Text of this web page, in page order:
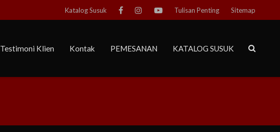
Katalog Susuk Tulisan Penting Sitemap
Testimoni Klien Kontak PEMESANAN KATALOG SUSUK